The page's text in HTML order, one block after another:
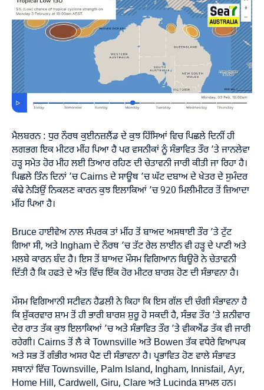
ਮੈਲਬਰਨ : ਧੁਰ ਨੌਰਥ ਕੁਈਨਜ਼ਲੈਂਡ ਦੇ ਕੁਝ ਹਿੱਸਿਆਂ ਵਿਚ ਪਿਛਲੇ ਦਿਨੀਂ ਹੀ
ਲਗਭਗ ਇਕ ਮੀਟਰ ਮੀਂਹ ਪਿਆ ਹੈ ਪਰ ਵਸਨੀਕਾਂ ਨੂੰ ਸੰਭਾਵਿਤ ਤੌਰ ’ਤੇ ਜਾਨਲੇਵਾ
ਹੜ੍ਹ ਸਮੇਤ ਹੋਰ ਮੀਹ ਲਈ ਤਿਆਰ ਰਹਿਣ ਦੀ ਚੇਤਾਵਨੀ ਜਾਰੀ ਕੀਤੀ ਜਾ ਰਿਹਾ ਹੈ।
ਪਿਛਲੇ ਤਿੰਨ ਦਿਨਾਂ ’ਚ Cairns ਦੇ ਸਾਊਥ ’ਚ ਘੱਟ ਦਬਾਅ ਦੇ ਖੇਤਰ ਦੇ ਸੁਮੰਦਰ
ਕੰਢੇ ਨੇੜਿਉਂ ਨਿਕਲਣ ਕਾਰਨ ਕੁਝ ਇਲਾਕਿਆਂ ’ਚ 920 ਮਿਲੀਮੀਟਰ ਤੋਂ ਜ਼ਿਆਦਾ
ਮੀਂਹ ਪਿਆ ਹੈ।
Bruce ਹਾਈਵੇਅ ਨਾਲ ਸੰਪਰਕ ਤਾਂ ਮੀਂਹ ਤੋਂ ਬਾਅਦ ਅਸਥਾਈ ਤੌਰ ’ਤੇ ਟੁੱਟ
ਗਿਆ ਸੀ, ਅਤੇ Ingham ਦੇ ਨੌਰਥ ’ਚ ਤੱਟ ਰੇਲ ਲਾਈਨ ਵੀ ਹੜ੍ਹ ਦੇ ਪਾਣੀ ਅਤੇ
ਮਲਬੇ ਕਾਰਨ ਬੰਦ ਹੈ। ਇਸ ਤੋਂ ਬਾਅਦ ਮੌਸਮ ਵਿਗਿਆਨ ਬਿਊਰੋ ਨੇ ਚੇਤਾਵਨੀ
ਦਿੱਤੀ ਹੈ ਕਿ ਹਫਤੇ ਦੇ ਅੰਤ ਵਿੱਚ ਇੱਕ ਹੋਰ ਮੀਟਰ ਬਾਰਸ਼ ਹੋਣ ਦੀ ਸੰਭਾਵਨਾ ਹੈ।
ਮੌਸਮ ਵਿਗਿਆਨੀ ਸਟੀਵਨ ਹੈਡਲੀ ਨੇ ਕਿਹਾ ਕਿ ਇਸ ਗੱਲ ਦੀ ਚੰਗੀ ਸੰਭਾਵਨਾ ਹੈ
ਕਿ ਸ਼ੁੱਕਰਵਾਰ ਸ਼ਾਮ ਤੋਂ ਹੀ ਭਾਰੀ ਬਾਰਸ਼ ਸ਼ੁਰੂ ਹੋ ਸਕਦੀ ਹੈ, ਸੰਭਵ ਤੌਰ ’ਤੇ ਸ਼ਨੀਵਾਰ
ਦੇਰ ਰਾਤ ਤੱਕ ਕੁਝ ਇਲਾਕਿਆਂ ’ਚ ਅਤੇ ਸੰਭਾਵਿਤ ਤੌਰ ’ਤੇ ਵੀਕਐਂਡ ਤੱਕ ਵੀ ਜਾਰੀ
ਰਹੇਗੀ। Cairns ਤੋਂ ਲੈ ਕੇ Townsville ਅਤੇ Bowen ਤੱਕ ਵਧੇਰੇ ਵਿਆਪਕ
ਅਤੇ ਸਭ ਤੋਂ ਗੰਭੀਰ ਅਸਰ ਪੈਣ ਦੀ ਸੰਭਾਵਨਾ ਹੈ। ਪ੍ਰਭਾਵਿਤ ਹੋਣ ਵਾਲੇ ਸੰਭਾਵਤ
ਸਥਾਨਾਂ ਵਿੱਚ Townsville, Palm Island, Ingham, Innisfail, Ayr,
Home Hill, Cardwell, Giru, Clare ਅਤੇ Lucinda ਸ਼ਾਮਲ ਹਨ।